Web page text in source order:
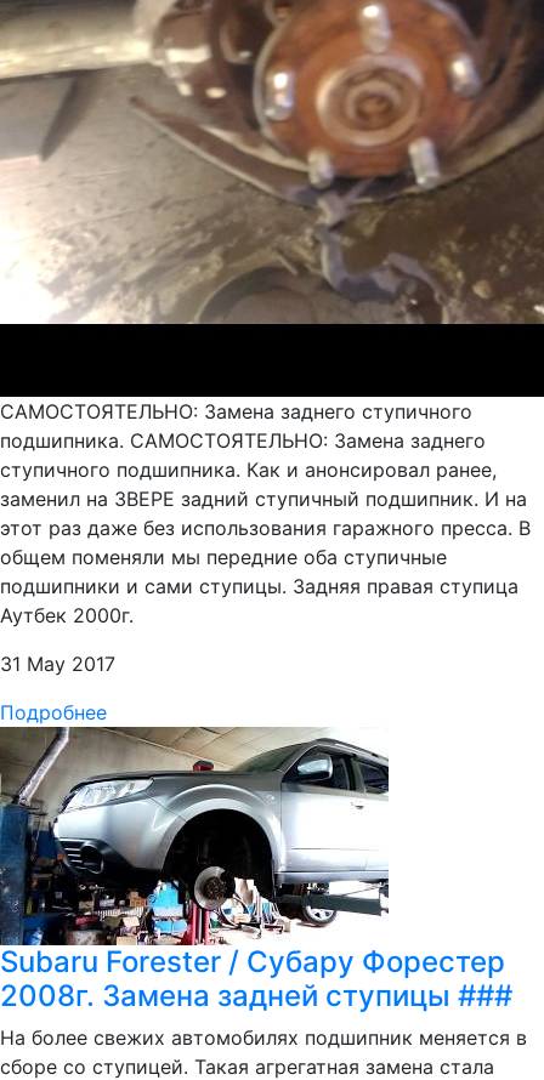
САМОСТОЯТЕЛЬНО: Замена заднего ступичного
подшипника. САМОСТОЯТЕЛЬНО: Замена заднего
ступичного подшипника. Как и анонсировал ранее,
заменил на ЗВЕРЕ задний ступичный подшипник. И на
этот раз даже без использования гаражного пресса. В
общем поменяли мы передние оба ступичные
подшипники и сами ступицы. Задняя правая ступица
Аутбек 2000г.
31 May 2017
Подробнее
Subaru Forester / Субару Форестер
2008г. Замена задней ступицы ###
На более свежих автомобилях подшипник меняется в
сборе со ступицей. Такая агрегатная замена стала